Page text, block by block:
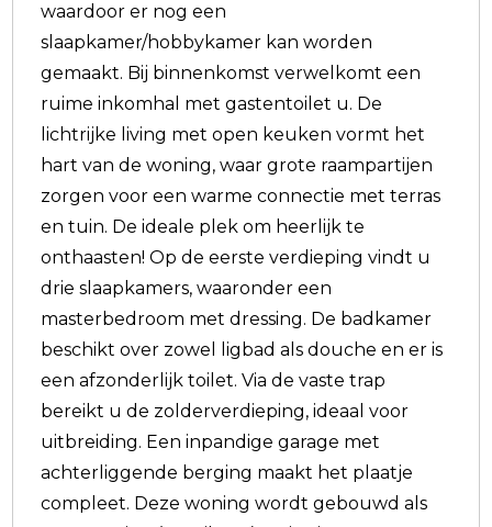
waardoor er nog een
slaapkamer/hobbykamer kan worden
gemaakt. Bij binnenkomst verwelkomt een
ruime inkomhal met gastentoilet u. De
lichtrijke living met open keuken vormt het
hart van de woning, waar grote raampartijen
zorgen voor een warme connectie met terras
en tuin. De ideale plek om heerlijk te
onthaasten! Op de eerste verdieping vindt u
drie slaapkamers, waaronder een
masterbedroom met dressing. De badkamer
beschikt over zowel ligbad als douche en er is
een afzonderlijk toilet. Via de vaste trap
bereikt u de zolderverdieping, ideaal voor
uitbreiding. Een inpandige garage met
achterliggende berging maakt het plaatje
compleet. Deze woning wordt gebouwd als